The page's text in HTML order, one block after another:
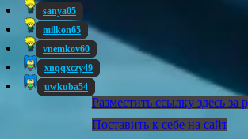
sanya05
milkon65
vnemkov60
xnqqxczy49
uwkuba54
Разместить ссылку здесь за
Поставить к себе на сайт